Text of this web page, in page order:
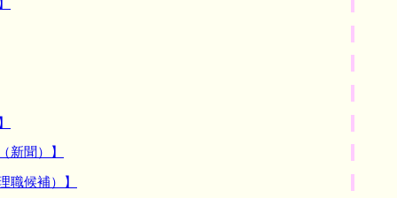
新聞）】
候補）】